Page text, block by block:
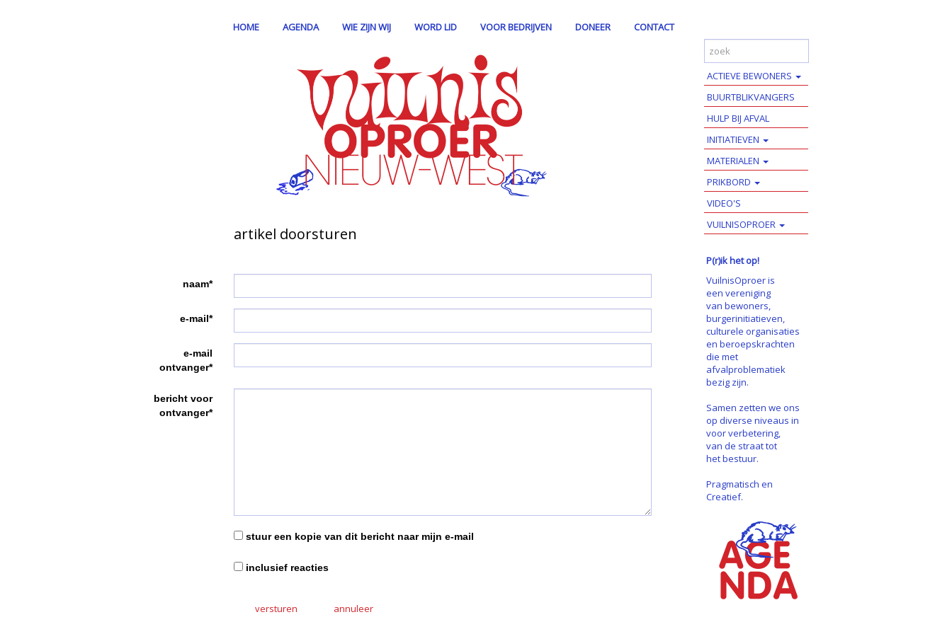
HOME AGENDA WIE ZIJN WIJ WORD LID VOOR BEDRIJVEN DONEER CONTACT
artikel doorsturen
naam*
e-mail*
e-mail
ontvanger*
bericht voor
ontvanger*
stuur een kopie van dit bericht naar mijn e-mail
inclusief reacties
versturen
ACTIEVE BEWONERS
BUURTBLIKVANGERS
HULP BIJ AFVAL
INITIATIEVEN
MATERIALEN
PRIKBORD
VIDEO'S
VUILNISOPROER
P(r)ik het op!
VuilnisOproer is
een vereniging
van bewoners,
burgerinitiatieven,
culturele organisaties
en beroepskrachten
die met
afvalproblematiek
bezig zijn.
Samen zetten we ons
op diverse niveaus in
voor verbetering,
van de straat tot
het bestuur.
Pragmatisch en
Creatief.